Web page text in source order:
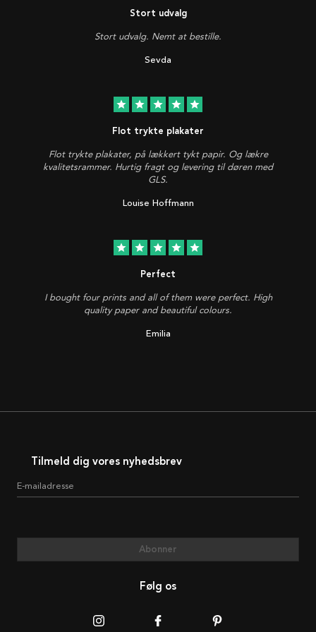
Stort udvalg
Stort udvalg. Nemt at bestille.
Sevda
star star star star star
Flot trykte plakater
Flot trykte plakater, på lækkert tykt papir. Og lækre
kvalitetsrammer. Hurtig fragt og levering til døren med
GLS.
Louise Hoffmann
star star star star star
Perfect
I bought four prints and all of them were perfect. High
quality paper and beautiful colours.
Emilia
Tilmeld dig vores nyhedsbrev
E-mailadresse
Abonner
Følg os